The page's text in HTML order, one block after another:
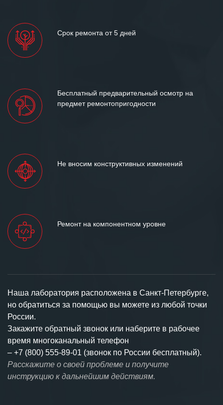
Срок ремонта от 5 дней
Бесплатный предварительный осмотр на
предмет ремонтопригодности
Не вносим конструктивных изменений
Ремонт на компонентном уровне
Наша лаборатория расположена в Санкт-Петербурге,
но обратиться за помощью вы можете из любой точки
России.
Закажите обратный звонок или наберите в рабочее
время многоканальный телефон
– +7 (800) 555-89-01 (звонок по России бесплатный).
Расскажите о своей проблеме и получите
инструкцию к дальнейшим действиям.